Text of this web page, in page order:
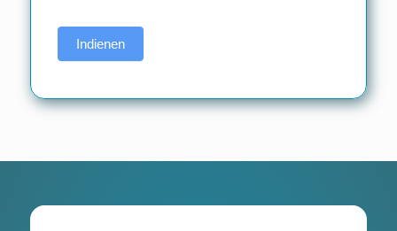
Indienen